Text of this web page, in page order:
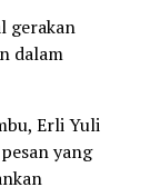
gerakan
dalam
Erli Yuli
yang